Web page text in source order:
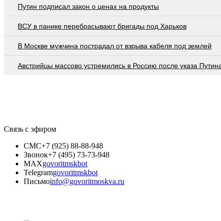
Путин подписал закон о ценах на продукты
ВСУ в панике перебрасывают бригады под Харьков
В Москве мужчина пострадал от взрыва кабеля под землей
Австрийцы массово устремились в Россию после указа
Связь с эфиром
СМС+7 (925) 88-88-948
Звонок+7 (495) 73-73-948
MAXgovoritmskbot
Telegramgovoritmskbot
Письмоinfo@govoritmoskva.ru